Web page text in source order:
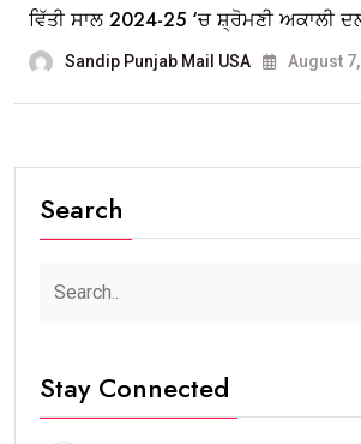
ਵਿੱਤੀ ਸਾਲ 2024-25 ‘ਚ ਸ਼੍ਰੋਮਣੀ ਅਕਾਲੀ
Sandip Punjab Mail USA August
Search
Stay Connected